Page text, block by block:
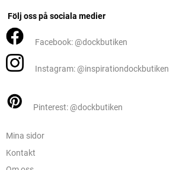
Följ oss på sociala medier
Facebook: @dockbutiken
Instagram: @inspirationdockbutiken
Pinterest: @dockbutiken
Mina sidor
Kontakt